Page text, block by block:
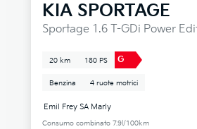
KIA SPORTAGE
Sportage 1.6 T-GDi Power
20 km 180 PS G
Benzina 4 ruote motrici
Emil Frey SA Marly
Consumo combinato 7.9l/100km